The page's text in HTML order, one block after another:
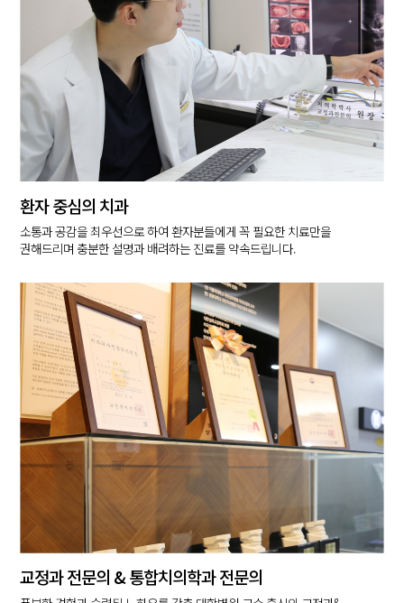
환자 중심의 치과
소통과 공감을 최우선으로 하여 환자분들에게 꼭 필요한 치료만을
권해드리며 충분한 설명과 배려하는 진료를 약속드립니다.
교정과 전문의 & 통합치의학과 전문의